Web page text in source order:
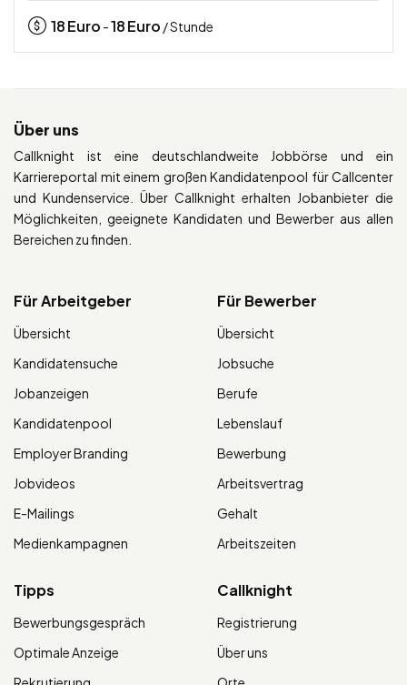
18Euro -18Euro / Stunde
Über uns
Callknight ist eine deutschlandweite Jobbörse und ein
Karriereportal mit einem großen Kandidatenpool für Callcenter
und Kundenservice. Über Callknight erhalten Jobanbieter die
Möglichkeiten, geeignete Kandidaten und Bewerber aus allen
Bereichen zu finden.
Für Arbeitgeber
Übersicht
Kandidatensuche
Jobanzeigen
Kandidatenpool
Employer Branding
Jobvideos
E-Mailings
Medienkampagnen
Für Bewerber
Übersicht
Jobsuche
Berufe
Lebenslauf
Bewerbung
Arbeitsvertrag
Gehalt
Arbeitszeiten
Tipps
Bewerbungsgespräch
Optimale Anzeige
Callknight
Registrierung
Über uns